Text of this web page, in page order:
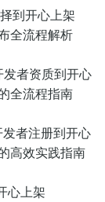
到开心上架
全流程解析
者资质到开心
全流程指南
者注册到开心
高效实践指南
心上架